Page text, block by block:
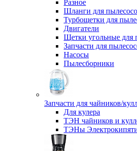
Разное
Шланги для
Турбощетки для
Двигатели
Щетки угольные для
Запчасти для
Насосы
Пылесборники
Запчасти для чайников/
Для кулера
ТЭН чайников и
ТЭНы